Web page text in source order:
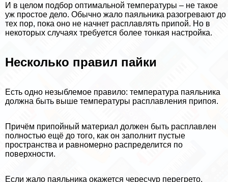
И в целом подбор оптимальной температуры – не такое
уж простое дело. Обычно жало паяльника разогревают до
тех пор, пока оно не начнет расплавлять припой. Но в
некоторых случаях требуется более тонкая настройка.
Несколько правил пайки
Есть одно незыблемое правило: температура паяльника
должна быть выше температуры расплавления припоя.
Причём припойный материал должен быть расплавлен
полностью ещё до того, как он заполнит пустые
прострaнcтва и равномерно распределится по
поверхности.
Если жало паяльника окажется чересчур перегрето,